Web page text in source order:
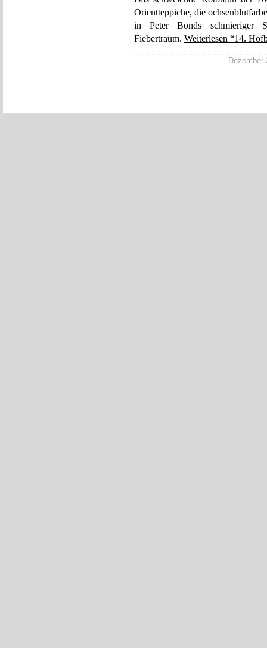
Orientteppiche, die
in Peter Bonds schmieriger
Fiebertraum. Weiterlesen “14.